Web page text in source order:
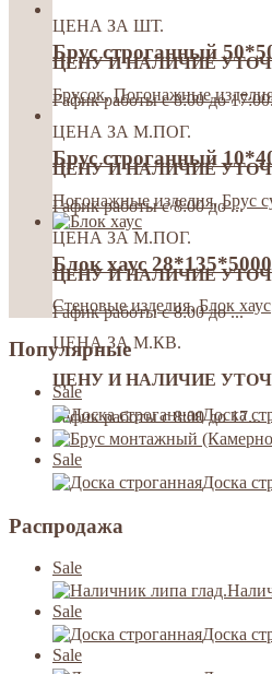
ЦЕНА ЗА ШТ.
ЦЕНУ И НАЛИЧИЕ
Гафик работы с 8:00 до
Брус строганный
Брусок,Погонажные
ЦЕНА ЗА М.ПОГ.
ЦЕНУ И НАЛИЧИЕ
Гафик работы с 8:00 до ...
Брус строганный
Погонажные изделия,Брус
ЦЕНА ЗА М.ПОГ.
ЦЕНУ И НАЛИЧИЕ
Гафик работы с 8:00 до ...
Блок хаус
Стеновые изделия,Блок хаус
ЦЕНА ЗА М.КВ.
ЦЕНУ И НАЛИЧИЕ
Гафик работы с 8:00 до 17...
Популярные
Sale
Доска
Sale
Доска
Распродажа
Sale
Sale
Доска
Sale